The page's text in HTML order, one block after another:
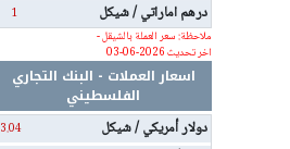
درهم اماراتي / شيكل
1
ملاحظة: سعر العملة بالشيقل -
اخر تحديث 2026-06-03
اسعار العملات - البنك التجاري
الفلسطيني
دولار أمريكي / شيكل
3.04